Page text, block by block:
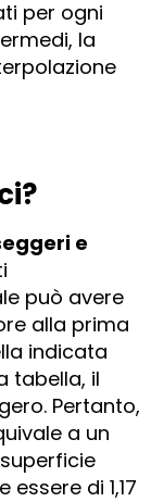
per ogni
la
e
può avere
alla prima
indicata
tabella, il
Pertanto,
a un
di 1,17